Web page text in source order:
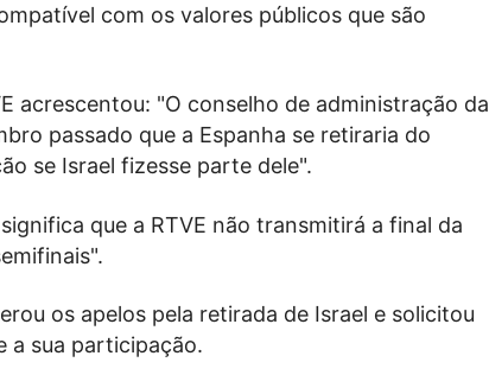
com os valores públicos que são
acrescentou: "O conselho de administração da
passado que a Espanha se retiraria do
se Israel fizesse parte dele".
que a RTVE não transmitirá a final da
os apelos pela retirada de Israel e solicitou
a sua participação.